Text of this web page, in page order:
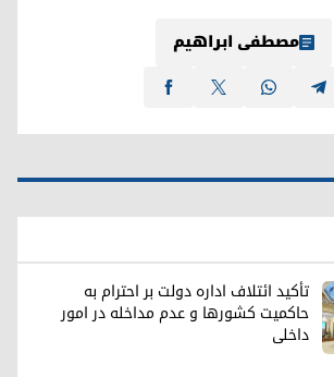
مصطفی ابراهیم
تأکید ائتلاف اداره دولت بر احترام به
حاکمیت کشورها و عدم مداخله در امور
داخلی